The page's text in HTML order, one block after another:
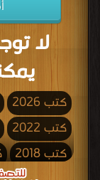
لا
كتب 2026
كتب 2022
كتب 2018